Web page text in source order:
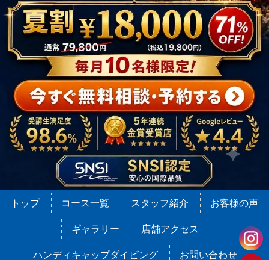
トップ コース一覧 スタッフ紹介 お客様の声
ギャラリー 店舗アクセス
ハンディキャップダイビング お問い合わせ